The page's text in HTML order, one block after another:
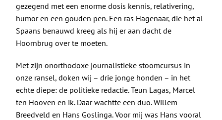
gezegend met een enorme dosis kennis, relativering,
humor en een gouden pen. Een ras Hagenaar, die het al
Spaans benauwd kreeg als hij er aan dacht de
Hoornbrug over te moeten.
Met zijn onorthodoxe journalistieke stoomcursus in
onze ransel, doken wij – drie jonge honden – in het
echte diepe: de politieke redactie. Teun Lagas, Marcel
ten Hooven en ik. Daar wachtte een duo. Willem
Breedveld en Hans Goslinga. Voor mij was Hans vooral